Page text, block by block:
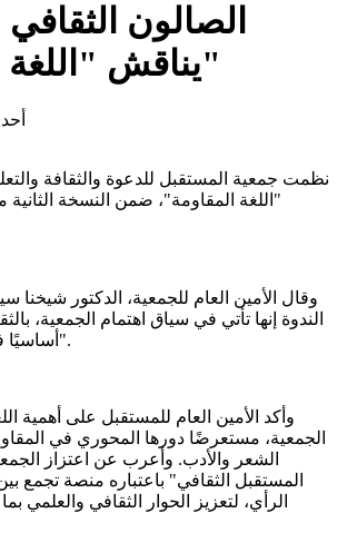
الصالون
يناقش "اللغة والمقاومة"
أحد, 2024/11/24 -
نظمت جمعية المستقبل للدعوة والثقافة
"اللغة المقاومة"، ضمن النسخة
وقال الأمين العام للجمعية، الدكتور شيخنا
الندوة إنها تأتي في سياق اهتمام الجمعية،
أساسيًا في رسالتها وشعارها".
وأكد الأمين العام للمستقبل على أهمية
الجمعية، مستعرضًا دورها المحوري في
الشعر والأدب. وأعرب عن اعتزاز
المستقبل الثقافي" باعتباره منصة تجمع
الرأي، لتعزيز الحوار الثقافي والعلمي